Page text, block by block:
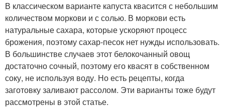
В классическом варианте капуста квасится с небольшим
количеством моркови и с солью. В моркови есть
натуральные сахара, которые ускоряют процесс
брожения, поэтому сахар-песок нет нужды использовать.
В большинстве случаев этот белокочанный овощ
достаточно сочный, поэтому его квасят в собственном
соку, не используя воду. Но есть рецепты, когда
заготовку заливают рассолом. Эти варианты тоже будут
рассмотрены в этой статье.